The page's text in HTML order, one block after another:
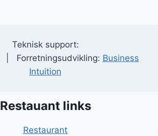
Teknisk support:
| Forretningsudvikling: Business
Intuition
Restauant links
Restaurant